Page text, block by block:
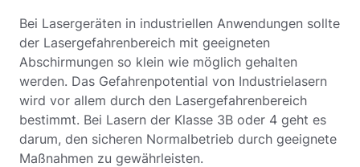
Bei Lasergeräten in industriellen Anwendungen sollte
der Lasergefahrenbereich mit geeigneten
Abschirmungen so klein wie möglich gehalten
werden. Das Gefahrenpotential von Industrielasern
wird vor allem durch den Lasergefahrenbereich
bestimmt. Bei Lasern der Klasse 3B oder 4 geht es
darum, den sicheren Normalbetrieb durch geeignete
Maßnahmen zu gewährleisten.